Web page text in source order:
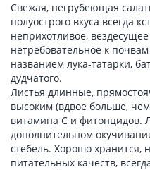
Свежая, негрубеющая
полуострого вкуса всегда
неприхотливое,
нетребовательное к
названием лука-татарки,
дудчатого.
Листья длинные,
высоким (вдвое больше,
витамина С и фитонцидов.
дополнительном
стебель. Хорошо хранится,
питательных качеств,